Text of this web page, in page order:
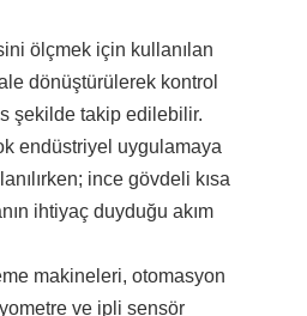
ölçmek için kullanılan
dönüştürülerek kontrol
şekilde takip edilebilir.
endüstriyel uygulamaya
ince gövdeli kısa
ihtiyaç duyduğu akım
makineleri, otomasyon
ve ipli sensör